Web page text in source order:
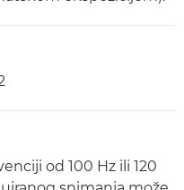
od 100 Hz ili 120